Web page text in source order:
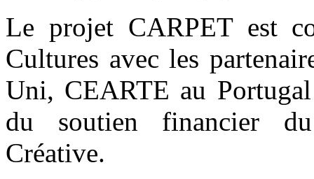
Le projet CARPET est
Cultures avec les
Uni, CEARTE au
du soutien financier du
Créative.